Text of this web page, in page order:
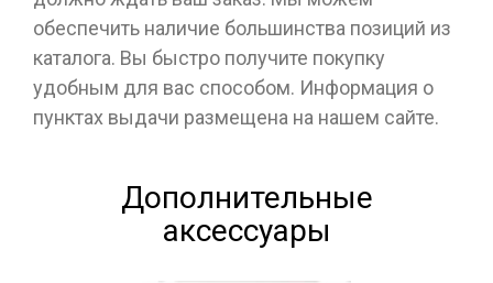
обеспечить наличие большинства позиций из
каталога. Вы быстро получите покупку
удобным для вас способом. Информация о
пунктах выдачи размещена на нашем сайте.
Дополнительные
аксессуары